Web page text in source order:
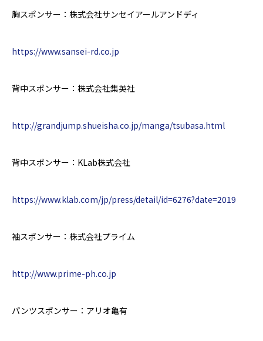
胸スポンサー：株式会社サンセイアールアンドディ
https://www.sansei-rd.co.jp
背中スポンサー：株式会社集英社
http://grandjump.shueisha.co.jp/manga/tsubasa.html
背中スポンサー： KLab株式会社
https://www.klab.com/jp/press/detail/id=6276?date=2019
袖スポンサー：株式会社プライム
http://www.prime-ph.co.jp
パンツスポンサー：アリオ亀有